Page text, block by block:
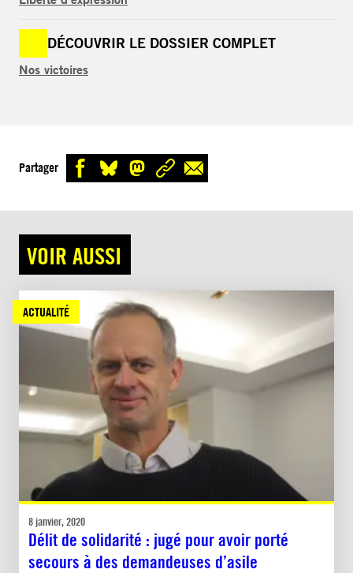
DÉCOUVRIR LE DOSSIER COMPLET
Nos victoires
Partager
VOIR AUSSI
ACTUALITÉ
8 janvier, 2020
Délit de solidarité : jugé pour avoir porté
secours à des demandeuses d’asile